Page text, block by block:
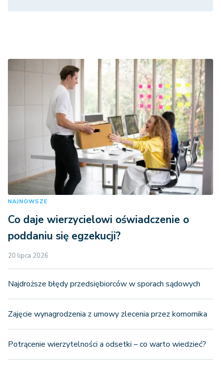
NAJNOWSZE
Co daje wierzycielowi oświadczenie o
poddaniu się egzekucji?
20 lipca 2026
Najdroższe błędy przedsiębiorców w sporach sądowych
Zajęcie wynagrodzenia z umowy zlecenia przez komornika
Potrącenie wierzytelności a odsetki – co warto wiedzieć?